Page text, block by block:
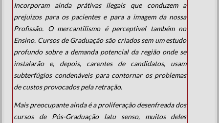
Incorporam ainda prátivas ilegais que conduzem a
prejuizos para os pacientes e para a imagem da nossa
Profissão. O mercantilismo é perceptivel também no
Ensino. Cursos de Graduação são criados sem um estudo
profundo sobre a demanda potencial da região onde se
instalarão e, depois, carentes de candidatos, usam
subterfúgios condenáveis para contornar os problemas
de custos provocados pela retração.
Mais preocupante ainda é a proliferação desenfreada dos
cursos de Pós-Graduação latu senso, muitos deles